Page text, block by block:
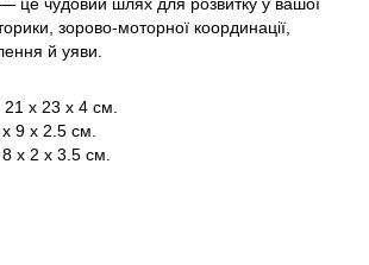
зорово-моторної координації,
й уяви.
21 х 23 х 4 см.
9 х 2.5 см.
8 х 2 х 3.5 см.